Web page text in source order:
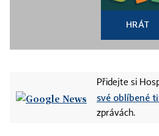
HRÁT
Přidejte si
své oblíbené
zprávách.